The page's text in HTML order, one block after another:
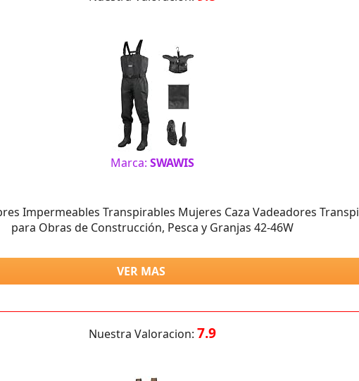
Marca: SWAWIS
Impermeables Transpirables Mujeres Caza Vadeadores
para Obras de Construcción, Pesca y Granjas 42-46W
VER MAS
Nuestra Valoracion: 7.9